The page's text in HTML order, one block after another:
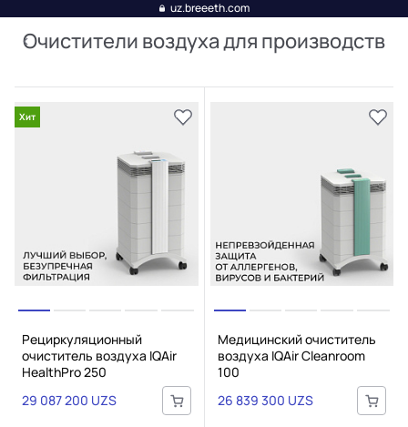
uz.breeeth.com
Очистители воздуха для производств
Хит
Рециркуляционный
очиститель воздуха IQAir
HealthPro 250
29 087 200 UZS
Медицинский очиститель
воздуха IQAir Cleanroom
100
26 839 300 UZS